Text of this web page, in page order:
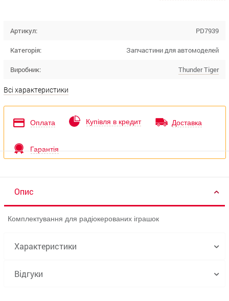
Артикул: PD7939
Категорія: Запчастини для автомоделей
Виробник: Thunder Tiger
Всі характеристики
Оплата Купівля в кредит Доставка
Гарантія
Опис
Комплектування для радіокерованих іграшок
Характеристики
Відгуки